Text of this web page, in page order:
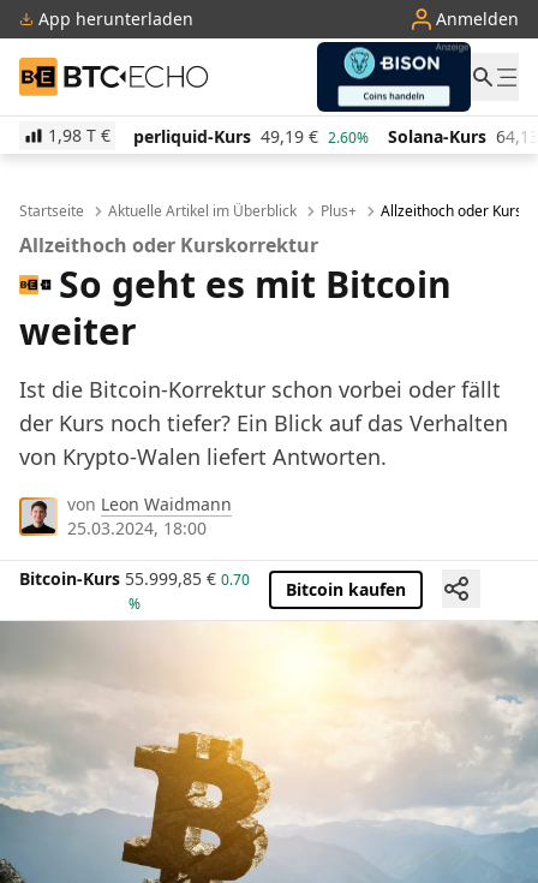
App herunterladen Anmelden
BTC-ECHO
1,98 T €
Kurs 49,19 2.60% Solana-Kurs 64,13 € -0.10% TRON-Kurs
Startseite Aktuelle Artikel im Überblick Plus+ Allzeithoch oder
Allzeithoch oder Kurskorrektur
So geht es mit Bitcoin
weiter
Ist die Bitcoin-Korrektur schon vorbei oder fällt
der Kurs noch tiefer? Ein Blick auf das Verhalten
von Krypto-Walen liefert Antworten.
von Leon Waidmann
25.03.2024, 18:00
Bitcoin-Kurs 55.999,85 € 0.70
%
Bitcoin kaufen